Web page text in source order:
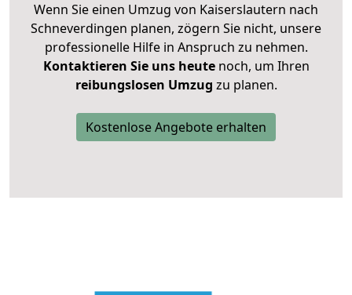
Wenn Sie einen Umzug von Kaiserslautern nach
Schneverdingen planen, zögern Sie nicht, unsere
professionelle Hilfe in Anspruch zu nehmen.
Kontaktieren Sie uns heutenoch, um Ihren
reibungslosen Umzug zu planen.
Kostenlose Angebote erhalten